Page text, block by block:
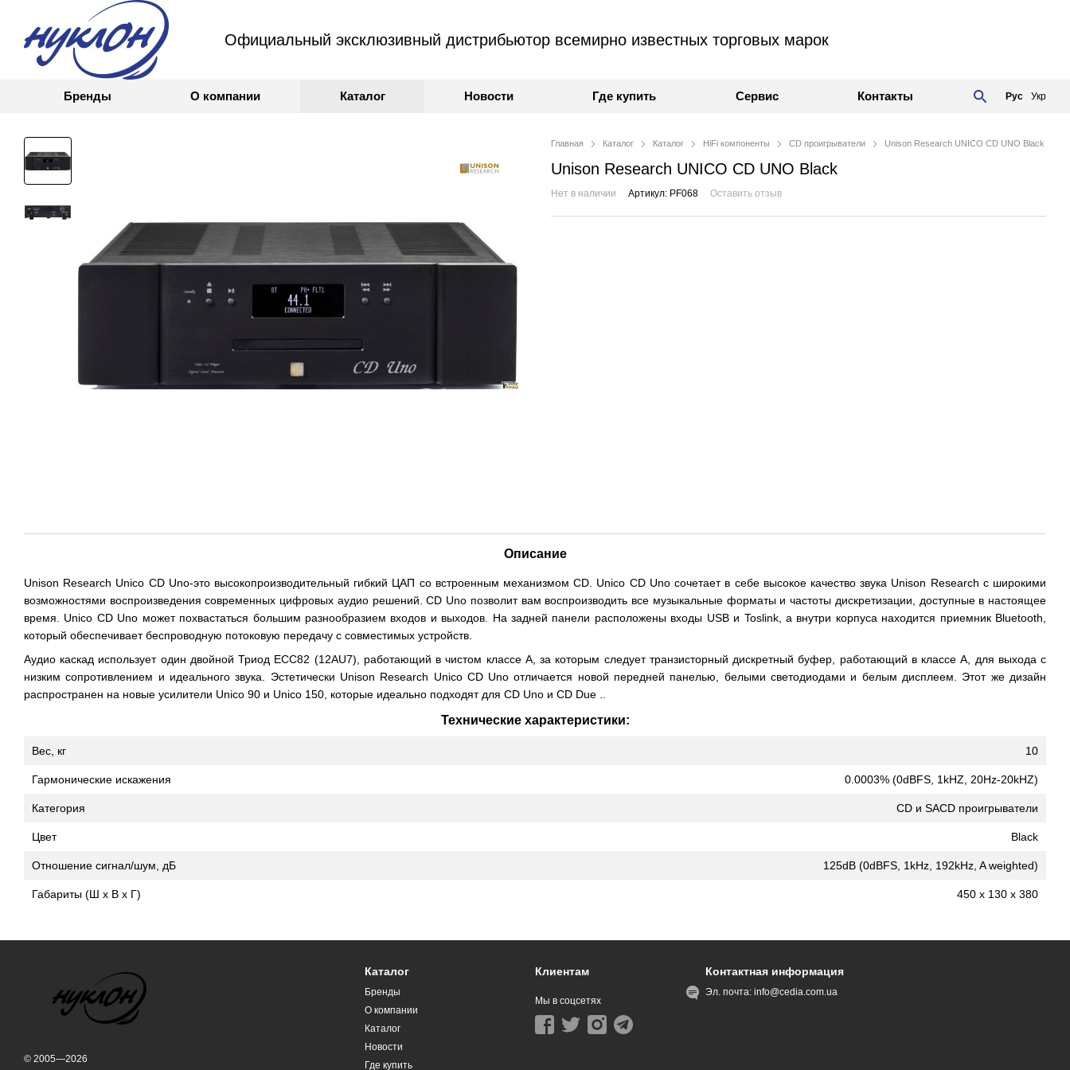
Официальный эксклюзивный дистрибьютор всемирно известных торговых марок
Бренды О компании Каталог Новости Где купить Сервис Контакты Рус Укр
Главная Каталог Каталог HiFi компоненты CD проигрыватели Unison Research UNICO CD UNO Black
Unison Research UNICO CD UNO Black
Нет в наличии Артикул: PF068 Оставить отзыв
Описание
Unison Research Unico CD Uno-это высокопроизводительный гибкий ЦАП со встроенным механизмом CD. Unico CD Uno сочетает в себе высокое качество звука Unison Research с широкими
возможностями воспроизведения современных цифровых аудио решений. CD Uno позволит вам воспроизводить все музыкальные форматы и частоты дискретизации, доступные в настоящее
время. Unico CD Uno может похвастаться большим разнообразием входов и выходов. На задней панели расположены входы USB и Toslink, а внутри корпуса находится приемник Bluetooth,
который обеспечивает беспроводную потоковую передачу с совместимых устройств.
Аудио каскад использует один двойной Триод ECC82 (12AU7), работающий в чистом классе A, за которым следует транзисторный дискретный буфер, работающий в классе A, для выхода с
низким сопротивлением и идеального звука. Эстетически Unison Research Unico CD Uno отличается новой передней панелью, белыми светодиодами и белым дисплеем. Этот же дизайн
распространен на новые усилители Unico 90 и Unico 150, которые идеально подходят для CD Uno и CD Due ..
Технические характеристики:
Вес, кг 10
Гармонические искажения 0.0003% (0dBFS, 1kHZ, 20Hz-20kHZ)
Категория CD и SACD проигрыватели
Цвет Black
Отношение сигнал/шум, дБ 125dB (0dBFS, 1kHz, 192kHz, A weighted)
Габариты (Ш x В x Г) 450 x 130 x 380
© 2005—2026
Каталог
Бренды
О компании
Каталог
Новости
Где купить
Клиентам
Мы в соцсетях
Контактная информация
Эл. почта:info@cedia.com.ua